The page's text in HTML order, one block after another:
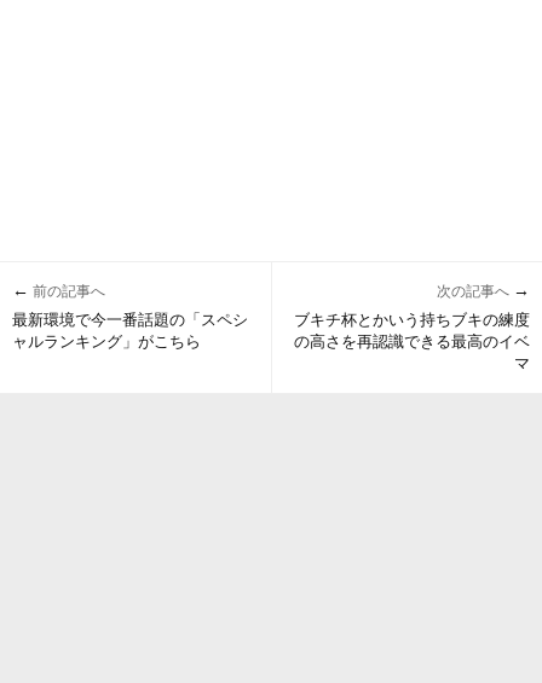
← 前の記事へ
最新環境で今一番話題の「スペシ
ャルランキング」がこちら
次の記事へ →
ブキチ杯とかいう持ちブキの練度
の高さを再認識できる最高のイベ
マ